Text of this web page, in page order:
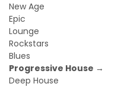
New Age
Epic
Lounge
Rockstars
Blues
Progressive House →
Deep House